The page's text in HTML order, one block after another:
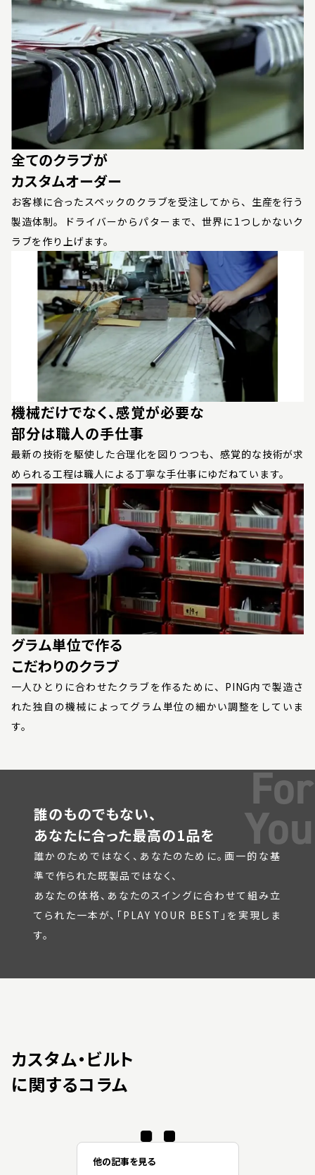
全てのクラブが
カスタムオーダー
お客様に合ったスペックのクラブを受注してから、生産を行う
製造体制。ドライバーからパターまで、世界に1つしかないク
ラブを作り上げます。
機械だけでなく、感覚が必要な
部分は職人の手仕事
最新の技術を駆使した合理化を図りつつも、感覚的な技術が求
められる工程は職人による丁寧な手仕事にゆだねています。
グラム単位で作る
こだわりのクラブ
一人ひとりに合わせたクラブを作るために、PING内で製造さ
れた独自の機械によってグラム単位の細かい調整をしていま
す。
For
You
誰のものでもない、
あなたに合った最高の1品を
誰かのためではなく、あなたのために。画一的な基
準で作られた既製品ではなく、
あなたの体格、あなたのスイングに合わせて組み立
てられた一本が、「PLAY YOUR BEST」を実現しま
す。
カスタム・ビルト
に関するコラム
他の記事を見る